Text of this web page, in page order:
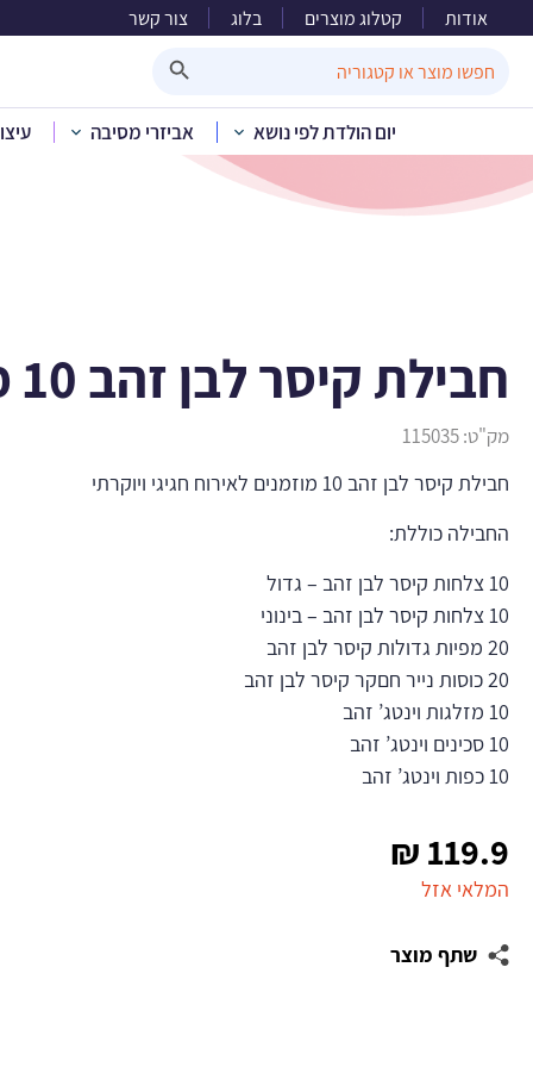
אודות קטלוג מוצרים בלוג צור קשר
for:
יום הולדת לפי נושא אביזרי מסיבה
חבילת
בית»קטלוג מוצרים חד
חבילת קיסר לבן זהב 10 מוזמנים
מק"ט:115035
חבילת קיסר לבן זהב 10 מוזמנים לאירוח חגיגי ויוקרתי
החבילה כוללת:
10 צלחות קיסר לבן זהב – גדול
10 צלחות קיסר לבן זהב – בינוני
20 מפיות גדולות קיסר לבן זהב
20 כוסות נייר חםקר קיסר לבן זהב
10 מזלגות וינטג’ זהב
10 סכינים וינטג’ זהב
10 כפות וינטג’ זהב
119.9
₪
המלאי אזל
שתף מוצר